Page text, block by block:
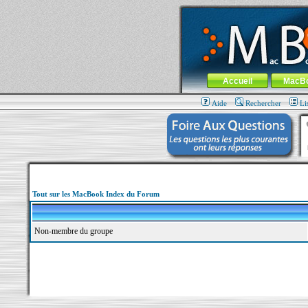
MacBook-fr.com : 100% Apple... 100%
Aller au contenu-Aller au menu
Menu général
Accueil
Aide Rechercher
Tout sur les MacBook Index du Forum
Non-membre du groupe